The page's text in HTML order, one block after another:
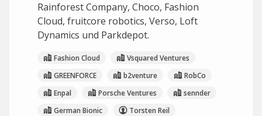
Rainforest Company, Choco, Fashion
Cloud, fruitcore robotics, Verso, Loft
Dynamics und Parkdepot.
Fashion Cloud
Vsquared Ventures
GREENFORCE
b2venture
RobCo
Enpal
Porsche Ventures
sennder
German Bionic
Torsten Reil